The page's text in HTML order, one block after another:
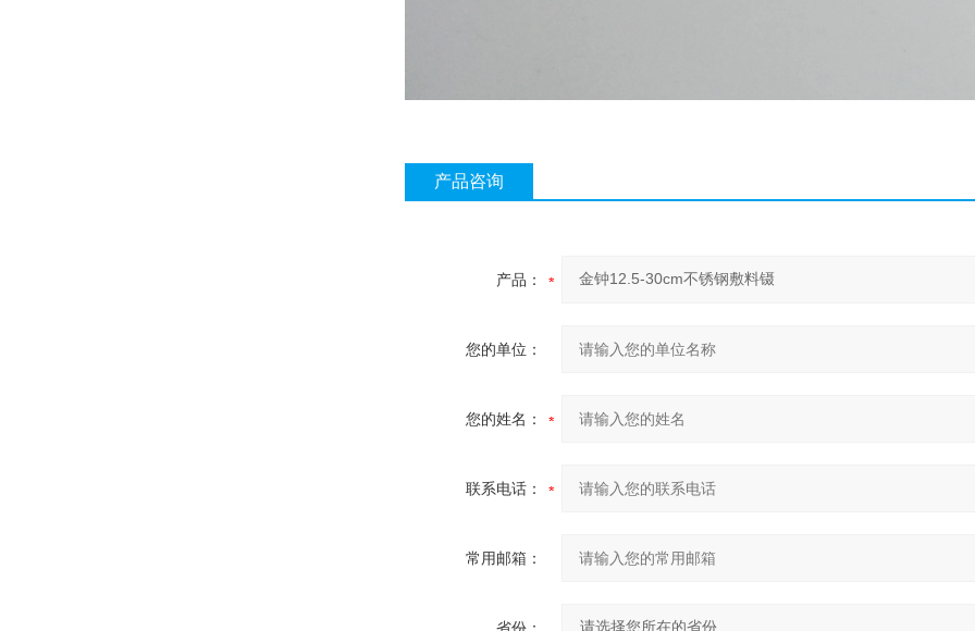
产品咨询
产品：
您的单位：
您的姓名：
联系电话：
常用邮箱：